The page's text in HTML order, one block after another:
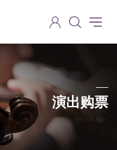
演出购票
Performance ticket purchase